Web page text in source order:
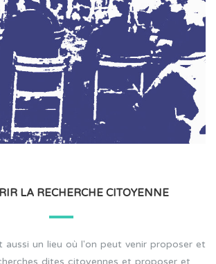
LA RECHERCHE CITOYENNE
aussi un lieu où l'on peut venir proposer et
dites citoyennes et proposer et